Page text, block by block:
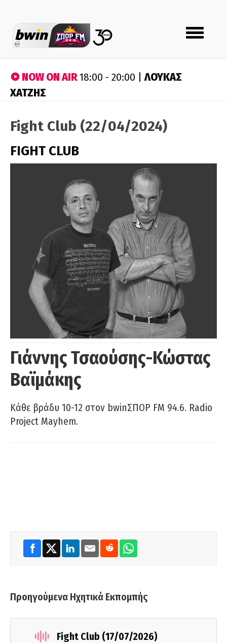
Toggle
navigation
NOW ON AIR18:00 - 20:00 |ΛΟΥΚΑΣ
ΧΑΤΖΗΣ
Fight Club (22/04/2024)
FIGHT CLUB
Γιάννης Τσαούσης-Κώστας
Βαϊμάκης
Κάθε βράδυ 10-12 στον bwinΣΠΟΡ FM 94.6. Radio
Project Mayhem.
Προηγούμενα Ηχητικά Εκπομπής
Fight Club (17/07/2026)